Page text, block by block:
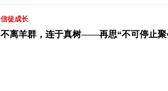
信徒成长
不离羊群，连于真树——再思“不可停止聚